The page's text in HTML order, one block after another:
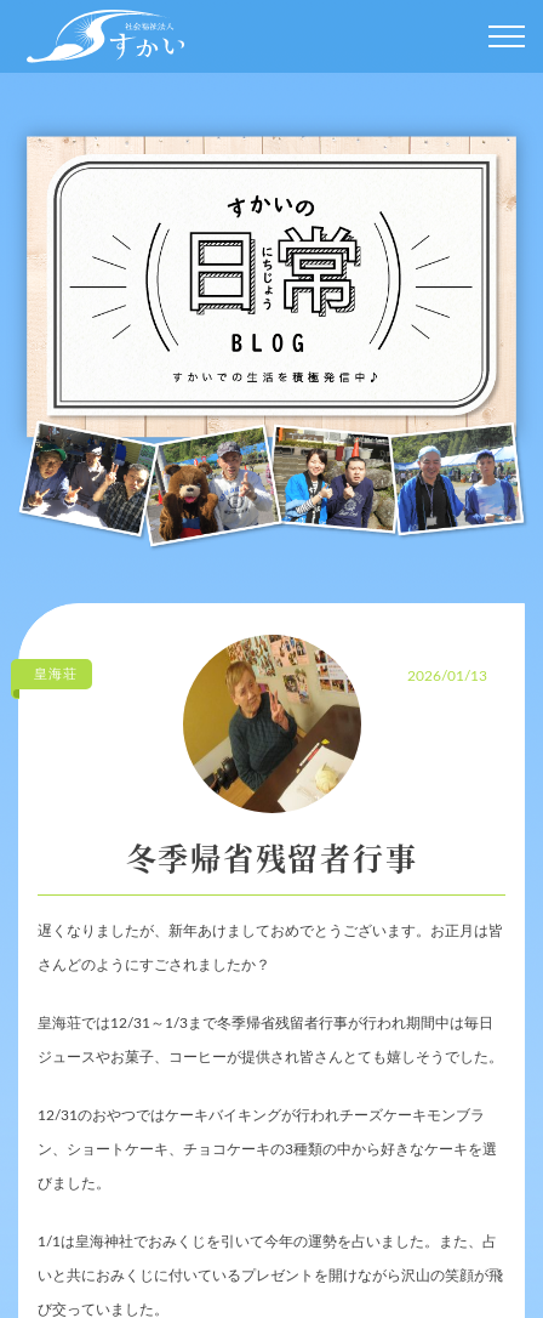
皇海荘 2026/01/13
冬季帰省残留者行事
遅くなりましたが、新年あけましておめでとうございます。お正月は皆
さんどのようにすごされましたか？
皇海荘では12/31～1/3まで冬季帰省残留者行事が行われ期間中は毎日
ジュースやお菓子、コーヒーが提供され皆さんとても嬉しそうでした。
12/31のおやつではケーキバイキングが行われチーズケーキモンブラ
ン、ショートケーキ、チョコケーキの3種類の中から好きなケーキを選
びました。
1/1は皇海神社でおみくじを引いて今年の運勢を占いました。また、占
いと共におみくじに付いているプレゼントを開けながら沢山の笑顔が飛
び交っていました。